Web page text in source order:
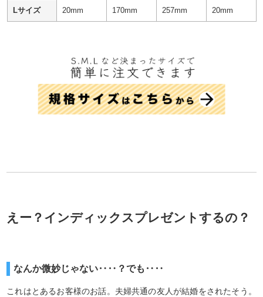
Lサイズ 20mm 170mm 257mm 20mm
えー？インディックスプレゼントするの？
なんか微妙じゃない‥‥？でも‥‥
これはとあるお客様のお話。夫婦共通の友人が結婚をされたそう。